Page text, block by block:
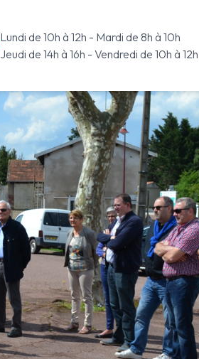
Lundi de 10h à 12h - Mardi de 8h à 10h
Jeudi de 14h à 16h - Vendredi de 10h à 12h